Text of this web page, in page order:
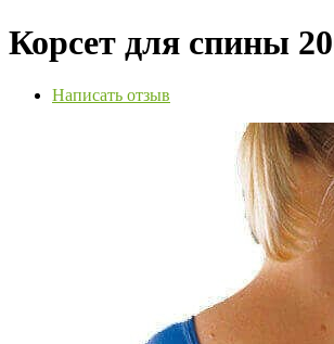
Корсет для спины
Написать отзыв